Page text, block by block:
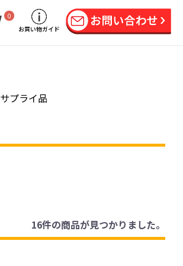
0
お買い物ガイド
サプライ品
16件の商品が見つかりました。